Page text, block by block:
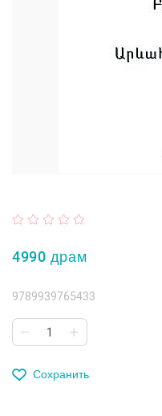
4990 драм
9789939765433
Сохранить